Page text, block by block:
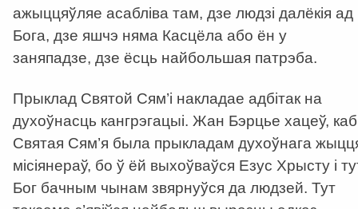
ажыццяўляе асабліва там, дзе людзі далёкія ад
Бога, дзе яшчэ няма Касцёла або ён у
заняпадзе, дзе ёсць найбольшая патрэба.
Прыклад Святой Сям’і накладае адбітак на
духоўнасць кангрэгацыі. Жан Бэрцье хацеў, каб
Святая Сям’я была прыкладам духоўнага
місіянераў, бо ў ёй выхоўваўся Езус Хрысту і
Бог бачным чынам звярнуўся да людзей. Тут